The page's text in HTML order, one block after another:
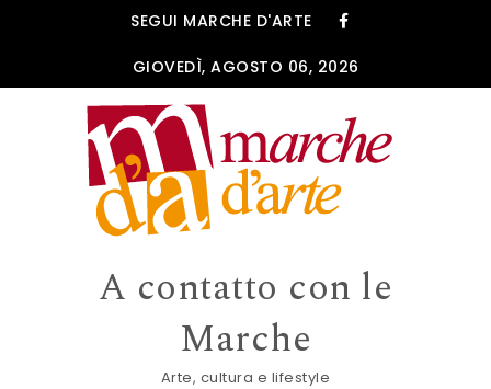
SEGUI MARCHE D'ARTE
GIOVEDÌ, AGOSTO 06, 2026
A contatto con le
Marche
Arte, cultura e lifestyle